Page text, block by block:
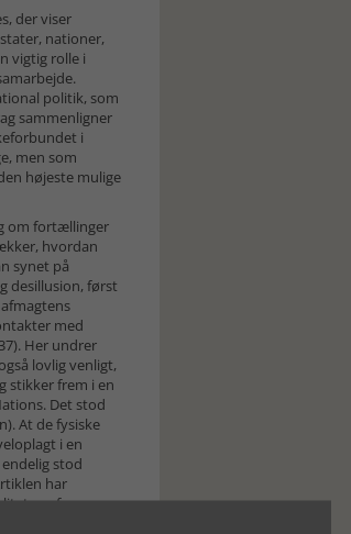
der viser
nationer,
vigtig rolle i
politik, som
sammenligner
i
men som
højeste mulige
om fortællinger
hvordan
synet på
desillusion, først
med
Her undrer
lovlig venligt,
stikker frem i en
Det stod
At de fysiske
i en
stod
har
af
i det fysiske